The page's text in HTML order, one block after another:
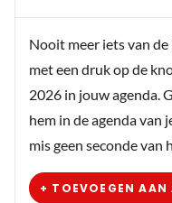
Nooit meer iets van
met een druk op de
2026 in jouw agenda.
hem in de agenda van
mis geen seconde van
+ TOEVOEGEN AAN